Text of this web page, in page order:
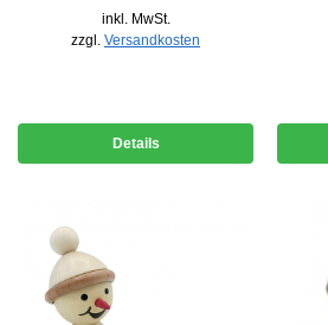
inkl. MwSt.
zzgl. Versandkosten
Details